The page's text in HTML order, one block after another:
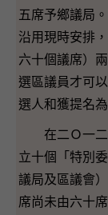
五席予鄉議局
沿用現時安排
六十個議席）
選區議員才可
選人和獲提名
在二Ｏ一二
立十個「特別
議局及區議會
席尚未由六十